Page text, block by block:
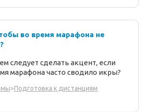
во время марафона не
следует сделать акцент, если
марафона часто сводило икры?
>Подготовка к дистанциям